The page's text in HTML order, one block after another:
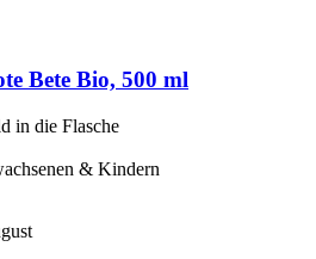
Bete Bio, 500 ml
in die Flasche
& Kindern